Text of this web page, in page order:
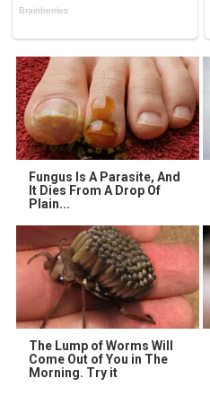
Fungus Is A Parasite, And
It Dies From A Drop Of
Plain...
The Lump of Worms Will
Come Out of You in The
Morning. Try it